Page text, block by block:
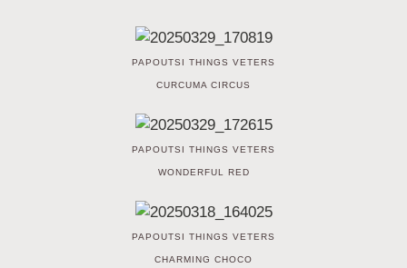
PAPOUTSI THINGS VETERS
CURCUMA CIRCUS
PAPOUTSI THINGS VETERS
WONDERFUL RED
PAPOUTSI THINGS VETERS
CHARMING CHOCO